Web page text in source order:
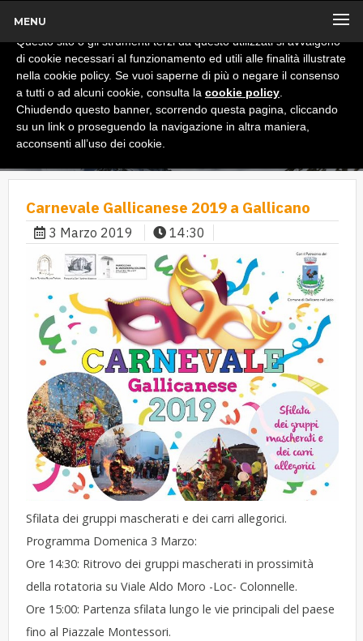
MENU
Carnevale Gallicanese 2019 a Gallicano
3 Marzo 2019 14:30
Sfilata dei gruppi mascherati e dei carri allegorici.
Programma Domenica 3 Marzo:
Ore 14:30: Ritrovo dei gruppi mascherati in prossimità
della rotatoria su Viale Aldo Moro -Loc- Colonnelle.
Ore 15:00: Partenza sfilata lungo le vie principali del paese
fino al Piazzale Montessori.
x
Informativa
Questo sito o gli strumenti terzi da questo utilizzati si avvalgono
di cookie necessari al funzionamento ed utili alle finalità illustrate
nella cookie policy. Se vuoi saperne di più o negare il consenso
a tutti o ad alcuni cookie, consulta la cookie policy
Chiudendo questo banner, scorrendo questa pagina, cliccando
su un link o proseguendo la navigazione in altra maniera,
acconsenti all’uso dei cookie.